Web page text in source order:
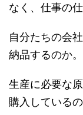
なく、仕事の
自分たちの会
納品するのか。
生産に必要な
購入しているの